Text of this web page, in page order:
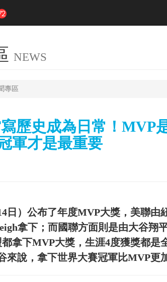
NEWS
專區
歷史成為日常！MVP
軍才是最重要
日）公布了年度MVP大獎，美聯由
拿下；而國聯方面則是由大谷翔
拿下MVP大獎，生涯4度獲獎都是
來說，拿下世界大賽冠軍比MVP更